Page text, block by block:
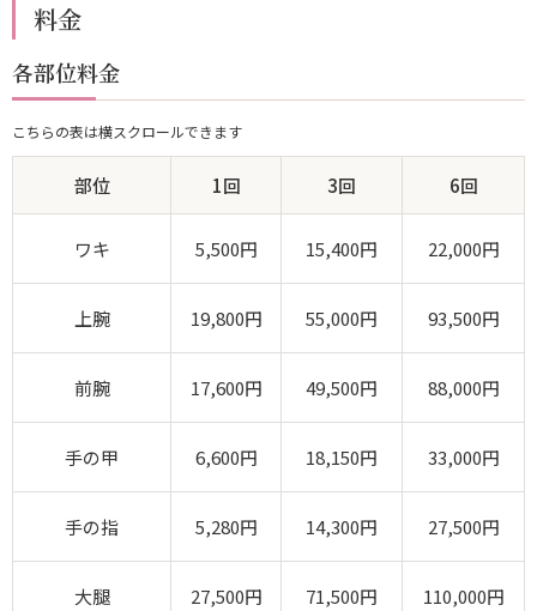
料金
各部位料金
こちらの表は横スクロールできます
部位 1回 3回 6回
ワキ 5,500円 15,400円 22,000円
上腕 19,800円 55,000円 93,500円
前腕 17,600円 49,500円 88,000円
手の甲 6,600円 18,150円 33,000円
手の指 5,280円 14,300円 27,500円
大腿 27,500円 71,500円 110,000円